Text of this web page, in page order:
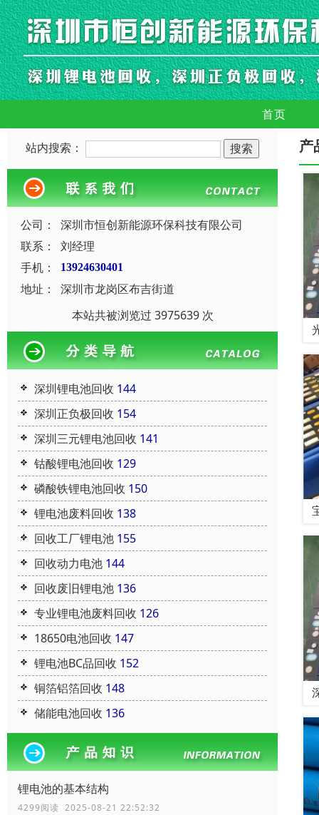
首页
站内搜索：
公司：
深圳市恒创新能源环保科技有限公司
联系：
刘经理
手机：
13924630401
地址：
深圳市龙岗区布吉街道
本站共被浏览过 3975639 次
深圳锂电池回收 144
深圳正负极回收 154
深圳三元锂电池回收 141
钴酸锂电池回收 129
磷酸铁锂电池回收 150
锂电池废料回收 138
回收工厂锂电池 155
回收动力电池 144
回收废旧锂电池 136
专业锂电池废料回收 126
18650电池回收 147
锂电池BC品回收 152
铜箔铝箔回收 148
储能电池回收 136
锂电池的基本结构
4299阅读 2025-08-21 22:52:32
产